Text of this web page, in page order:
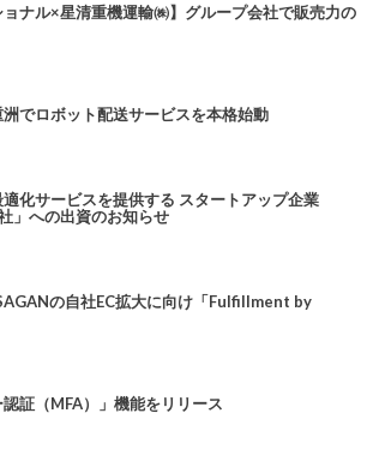
ョナル×星清重機運輸㈱】グループ会社で販売力の
でロボット配送サービスを本格始動
化サービスを提供する スタートアップ企業
」への出資のお知らせ
の自社EC拡大に向け「Fulfillment by
証（MFA）」機能をリリース